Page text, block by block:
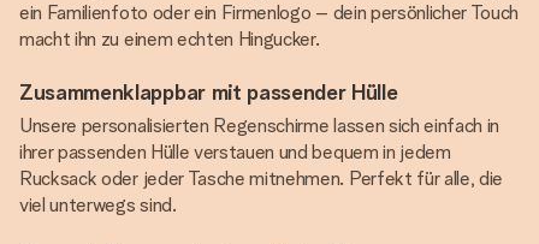
ein Familienfoto oder ein Firmenlogo – dein persönlicher Touch
macht ihn zu einem echten Hingucker.
Zusammenklappbar mit passender Hülle
Unsere personalisierten Regenschirme lassen sich einfach in
ihrer passenden Hülle verstauen und bequem in jedem
Rucksack oder jeder Tasche mitnehmen. Perfekt für alle, die
viel unterwegs sind.